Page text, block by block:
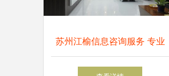
苏州江榆信息咨询服务 专业
助力企业发展